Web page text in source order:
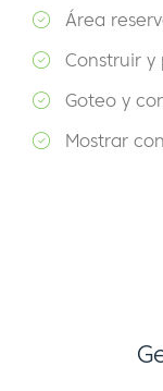
Área
Construir
Goteo y
Mostrar